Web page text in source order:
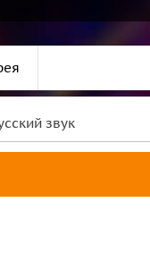
звук